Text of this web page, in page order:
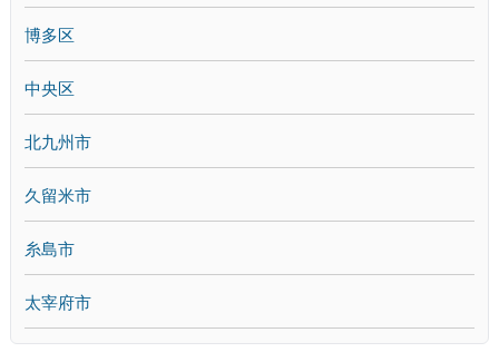
博多区
中央区
北九州市
久留米市
糸島市
太宰府市